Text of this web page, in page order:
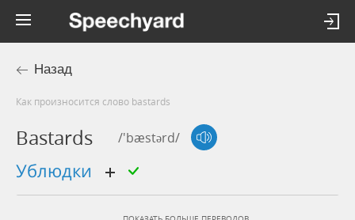
Назад
Как произносится слово bastards
Bastards /'bæstərd/
ублюдки